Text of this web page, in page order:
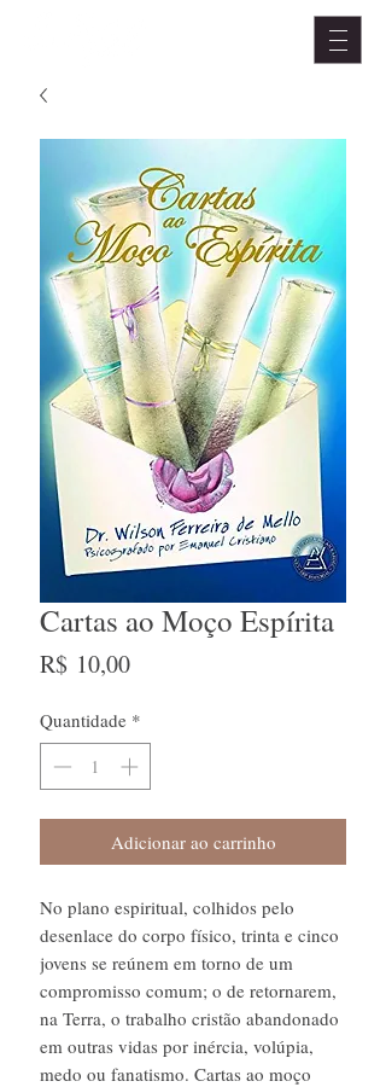
Cartas ao Moço Espírita
R$ 10,00Preço
Quantidade *
Adicionar ao carrinho
No plano espiritual, colhidos pelo
desenlace do corpo físico, trinta e cinco
jovens se reúnem em torno de um
compromisso comum; o de retornarem,
na Terra, o trabalho cristão abandonado
em outras vidas por inércia, volúpia,
medo ou fanatismo. Cartas ao moço